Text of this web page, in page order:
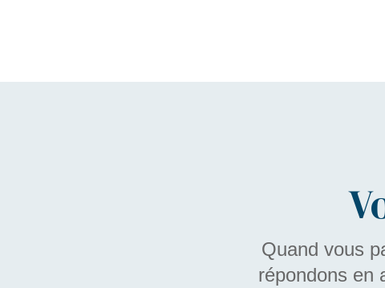
Quand vous
répondons en